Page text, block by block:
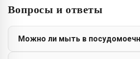
Вопросы и ответы
Можно ли мыть в